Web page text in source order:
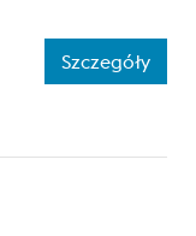
Szczegóły